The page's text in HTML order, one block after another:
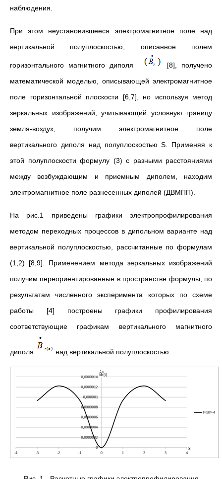
наблюдения.
При этом неустановившееся электромагнитное поле над
вертикальной полуплоскостью, описанное полем
горизонтального магнитного диполя
[8], получено
математической моделью, описывающей электромагнитное
поле горизонтальной плоскости [6,7], но используя метод
зеркальных изображений, учитывающий условную границу
земля-воздух, получим электромагнитное поле
вертикального диполя над полуплоскостью S. Применяя к
этой полуплоскости формулу (3) с разными расстояниями
между возбуждающим и приемным диполем, находим
электромагнитное поле разнесенных диполей (ДВМПП).
На рис.1 приведены графики электропрофилирования
методом переходных процессов в дипольном варианте над
вертикальной полуплоскостью, рассчитанные по формулам
(1,2) [8,9]. Применением метода зеркальных изображений
получим переориентированные в пространстве формулы, по
результатам численного эксперимента которых по схеме
работы [4] построены графики профилирования
соответствующие графикам вертикального магнитного
диполя над вертикальной полуплоскостью.